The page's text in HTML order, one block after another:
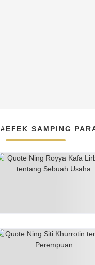
#EFEK SAMPING